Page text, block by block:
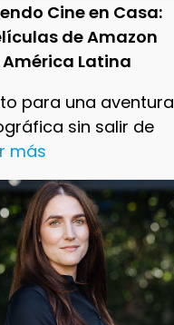
Cine en Casa:
de Amazon
América Latina
para una aventura
sin salir de
más